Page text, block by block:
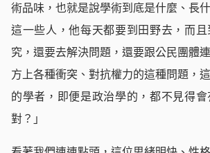
術品味，也就是說學術到底是什麼、長
這一些人，他每天都要到田野去，而
究，還要去解決問題，還要跟公民團體
方上各種衝突、對抗權力的這種問題，
的學者，即便是政治學的，都不見得
對？」